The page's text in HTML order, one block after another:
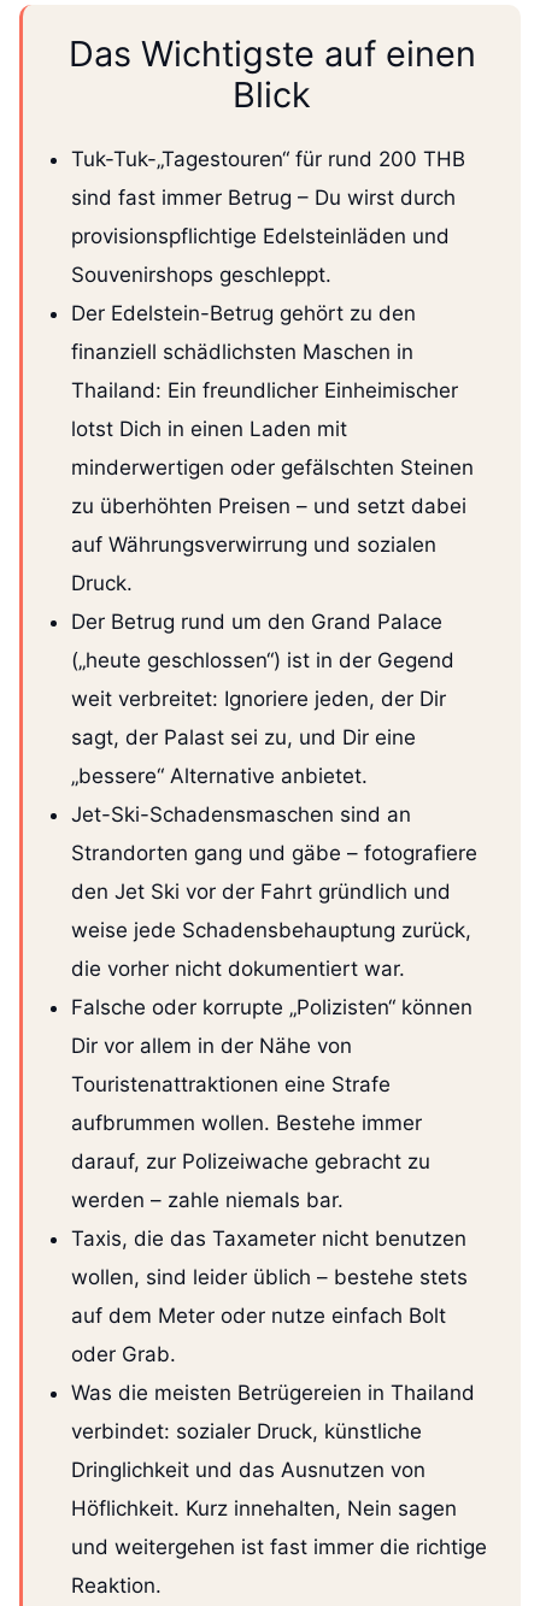
Das Wichtigste auf einen
Blick
Tuk-Tuk-„Tagestouren“ für rund 200 THB
sind fast immer Betrug – Du wirst durch
provisionspflichtige Edelsteinläden und
Souvenirshops geschleppt.
Der Edelstein-Betrug gehört zu den
finanziell schädlichsten Maschen in
Thailand: Ein freundlicher Einheimischer
lotst Dich in einen Laden mit
minderwertigen oder gefälschten Steinen
zu überhöhten Preisen – und setzt dabei
auf Währungsverwirrung und sozialen
Druck.
Der Betrug rund um den Grand Palace
(„heute geschlossen“) ist in der Gegend
weit verbreitet: Ignoriere jeden, der Dir
sagt, der Palast sei zu, und Dir eine
„bessere“ Alternative anbietet.
Jet-Ski-Schadensmaschen sind an
Strandorten gang und gäbe – fotografiere
den Jet Ski vor der Fahrt gründlich und
weise jede Schadensbehauptung zurück,
die vorher nicht dokumentiert war.
Falsche oder korrupte „Polizisten“ können
Dir vor allem in der Nähe von
Touristenattraktionen eine Strafe
aufbrummen wollen. Bestehe immer
darauf, zur Polizeiwache gebracht zu
werden – zahle niemals bar.
Taxis, die das Taxameter nicht benutzen
wollen, sind leider üblich – bestehe stets
auf dem Meter oder nutze einfach Bolt
oder Grab.
Was die meisten Betrügereien in Thailand
verbindet: sozialer Druck, künstliche
Dringlichkeit und das Ausnutzen von
Höflichkeit. Kurz innehalten, Nein sagen
und weitergehen ist fast immer die richtige
Reaktion.